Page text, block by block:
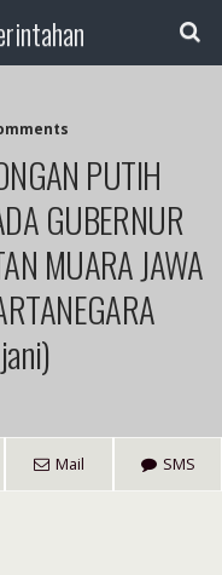
PUTIH
GUBERNUR
MUARA JAWA
Mail SMS